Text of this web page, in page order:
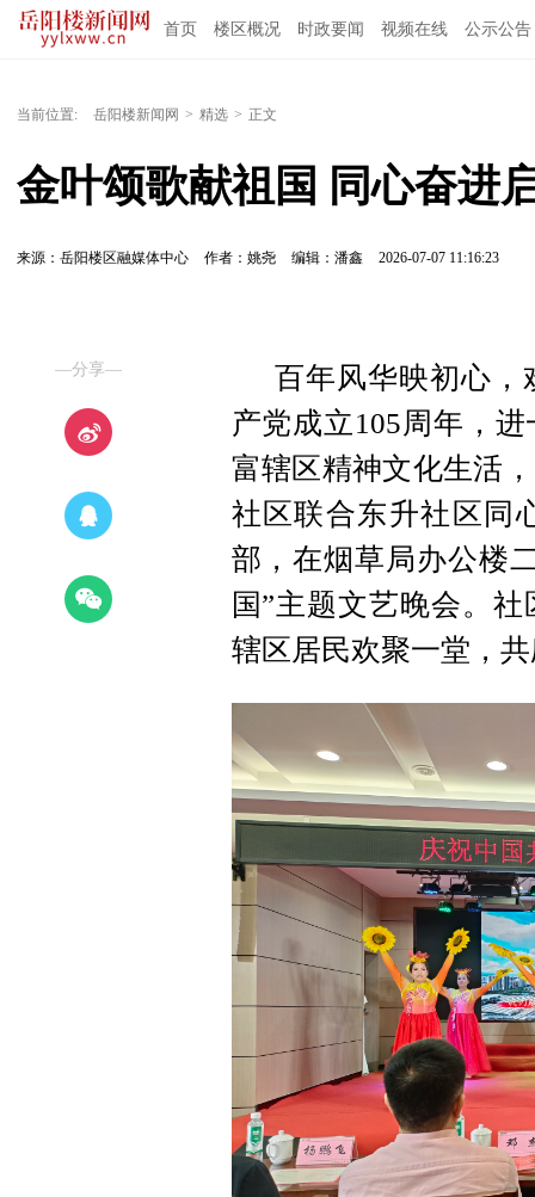
首页 楼区概况 时政要闻 视频在线 公示公告
当前位置: 岳阳楼新闻网 > 精选 > 正文
金叶颂歌献祖国 同心奋进
来源：岳阳楼区融媒体中心 作者：姚尧 编辑：潘鑫 2026-07-07 11:16:23
—分享—
百年风华映初心，
产党成立105周年，
富辖区精神文化生活
社区联合东升社区同
部，在烟草局办公楼
国”主题文艺晚会。
辖区居民欢聚一堂，